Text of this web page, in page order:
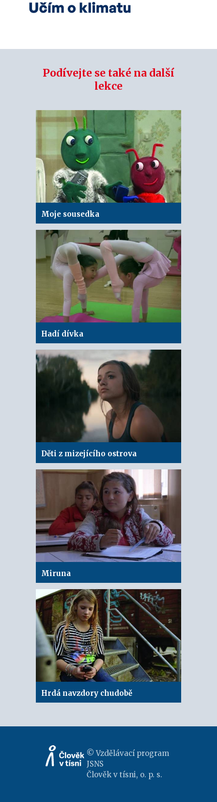
Podívejte se také na další
lekce
Moje sousedka
Hadí dívka
Děti z mizejícího ostrova
Miruna
Hrdá navzdory chudobě
© Vzdělávací program
JSNS
Člověk v tísni, o. p. s.